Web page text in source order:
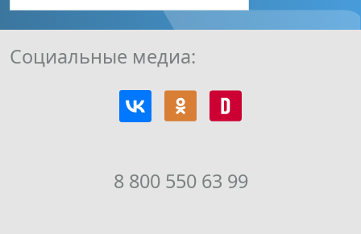
8 800 550 63 99
Социальные медиа: